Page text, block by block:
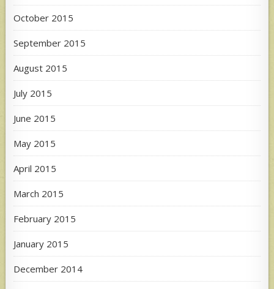
October 2015
September 2015
August 2015
July 2015
June 2015
May 2015
April 2015
March 2015
February 2015
January 2015
December 2014